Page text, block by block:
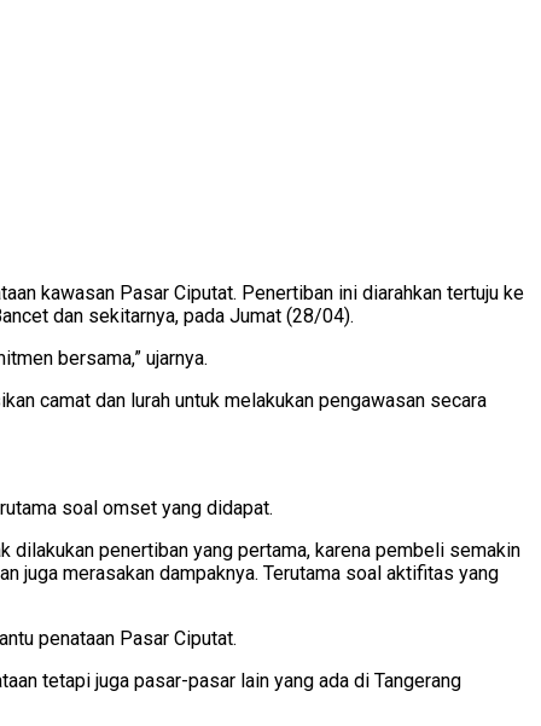
kawasan Pasar Ciputat. Penertiban ini diarahkan tertuju ke
dan sekitarnya, pada Jumat (28/04).
bersama,” ujarnya.
camat dan lurah untuk melakukan pengawasan secara
soal omset yang didapat.
dilakukan penertiban yang pertama, karena pembeli semakin
juga merasakan dampaknya. Terutama soal aktifitas yang
penataan Pasar Ciputat.
tetapi juga pasar-pasar lain yang ada di Tangerang